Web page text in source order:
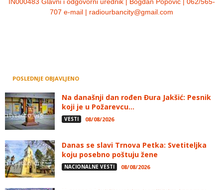
707 e-mail | radiourbancity@gmail.com
POSLEDNJE OBJAVLJENO
Na današnji dan rođen Đura Jakšić: Pesnik
koji je u Požarevcu...
VESTI 08/08/2026
Danas se slavi Trnova Petka: Svetiteljka
koju posebno poštuju žene
NACIONALNE VESTI 08/08/2026